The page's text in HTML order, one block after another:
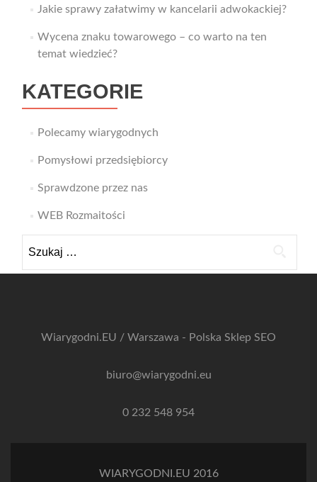
Jakie sprawy załatwimy w kancelarii adwokackiej?
Wycena znaku towarowego – co warto na ten
temat wiedzieć?
KATEGORIE
Polecamy wiarygodnych
Pomysłowi przedsiębiorcy
Sprawdzone przez nas
WEB Rozmaitości
Wiarygodni.EU / Warszawa - Polska Sklep SEO
biuro@wiarygodni.eu
0 232 548 954
WIARYGODNI.EU 2016